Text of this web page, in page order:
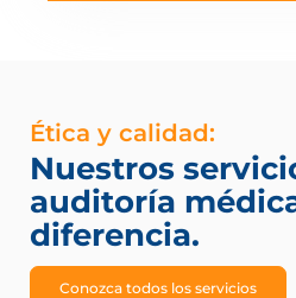
Ética y calidad:
Nuestros
auditoría
diferencia.
Conozca todos los servicios